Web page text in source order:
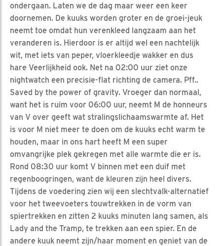
ondergaan. Laten we de dag maar weer een keer
doornemen. De kuuks worden groter en de groei-jeuk
neemt toe omdat hun verenkleed langzaam aan het
veranderen is. Hierdoor is er altijd wel een nachtelijk
wit, met iets van peper, vloerkleedje wakker en dus
hare Veerlijkheid ook. Net na 02:00 uur ziet onze
nightwatch een precisie-flat richting de camera. Pff..
Saved by the power of gravity. Vroeger dan normaal,
want het is ruim voor 06:00 uur, neemt M de honneurs
van V over geeft wat stralingslichaamswarmte af. Het
is voor M niet meer te doen om de kuuks echt warm te
houden, maar in ons hart heeft M een super
omvangrijke plek gekregen met alle warmte die er is.
Rond 08:30 uur komt V binnen met een duif met
regenboogringen, want de kleuren zijn heel divers.
Tijdens de voedering zien wij een slechtvalk-alternatief
voor het tweevoeters touwtrekken in de vorm van
spiertrekken en zitten 2 kuuks minuten lang samen, als
Lady and the Tramp, te trekken aan een spier. En de
andere kuuk neemt zijn/haar moment en geniet van de